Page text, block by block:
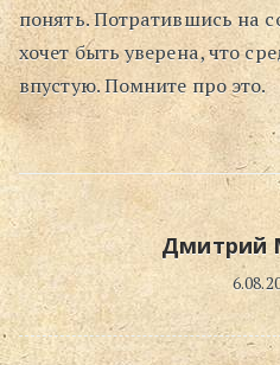
понять. Потратившись на
хочет быть уверена, что
впустую. Помните про это.
Дмитрий